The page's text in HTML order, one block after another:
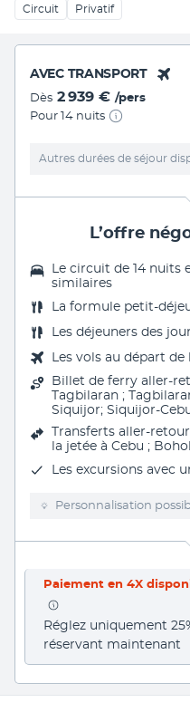
Circuit Privatif
AVEC TRANSPORT
Dès 2 939 € /pers
Pour 14 nuits
Autres durées de séjour
L’offre
Le circuit de 14
similaires
La formule petit-
Les déjeuners des
Les vols au départ
Billet de ferry aller-
Tagbilaran ;
Siquijor; Siquijor-
Transferts aller-
la jetée à Cebu ;
Les excursions avec
Personnalisation
Paiement en 4X
Réglez uniquement
réservant maintenant